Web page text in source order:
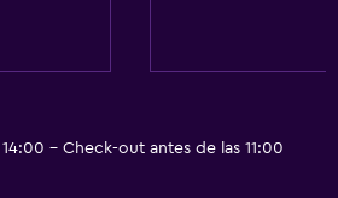
- Check-out antes de las 11:00